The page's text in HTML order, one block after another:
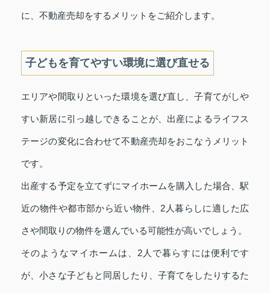
に、不動産売却をするメリットをご紹介します。
子どもを育てやすい環境に選び直せる
エリアや間取りといった環境を選び直し、子育てがしや
すい新居に引っ越しできることが、出産によるライフス
テージの変化に合わせて不動産売却をおこなうメリット
です。
出産する予定を立てずにマイホームを購入した場合、駅
近の物件や都市部から近い物件、2人暮らしに適した広
さや間取りの物件を選んでいる可能性が高いでしょう。
そのようなマイホームは、2人で暮らすには便利です
が、小さな子どもと同居したり、子育てをしたりするた